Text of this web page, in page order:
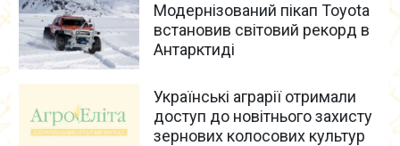
Модернізований пікап Toyota
встановив світовий рекорд в
Антарктиді
Українські аграрії отримали
доступ до новітнього захисту
зернових колосових культур